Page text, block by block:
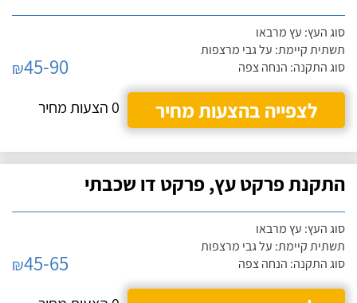
סוג העץ: עץ מרבאו
תשתית קיימת: על גבי מרצפות
סוג התקנה: הנחה צפה
₪45-90
לצפייה בהצעות מחיר
0 הצעות מחיר
התקנת פרקט עץ, פרקט דו שכבתי
סוג העץ: עץ מרבאו
תשתית קיימת: על גבי מרצפות
סוג התקנה: הנחה צפה
₪45-65